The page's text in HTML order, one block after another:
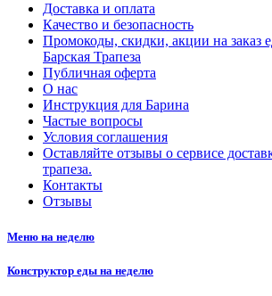
Доставка и оплата
Качество и безопасность
Промокоды, скидки, акции на заказ
Барская Трапеза
Публичная оферта
О нас
Инструкция для Барина
Частые вопросы
Условия соглашения
Оставляйте отзывы о сервисе
трапеза.
Контакты
Отзывы
Меню на неделю
Конструктор еды на неделю